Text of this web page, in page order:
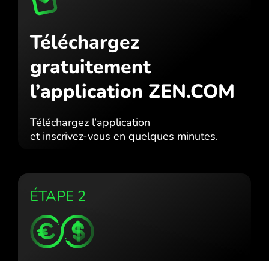
Téléchargez
gratuitement
l’application ZEN.COM
Téléchargez l’application
et inscrivez-vous en quelques minutes.
ÉTAPE 2